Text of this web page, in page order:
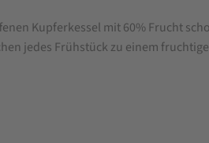
Kupferkessel mit 60% Frucht
jedes Frühstück zu einem